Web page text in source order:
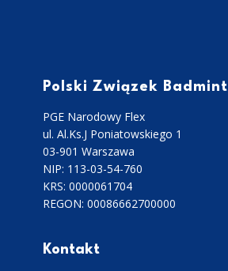
Polski Związek
PGE Narodowy Flex
ul. Al.Ks.J Poniatowskiego 1
03-901 Warszawa
NIP: 113-03-54-760
KRS: 0000061704
REGON: 00086662700000
Kontakt